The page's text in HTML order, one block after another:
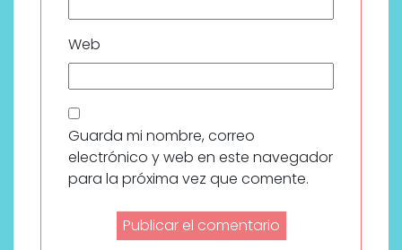
Web
Guarda mi nombre, correo
electrónico y web en este navegador
para la próxima vez que comente.